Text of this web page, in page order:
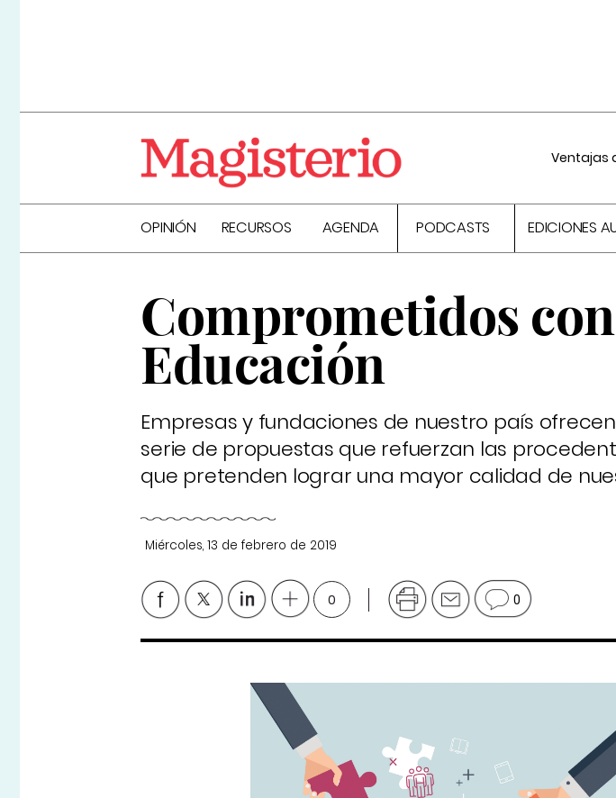
Ventajas
OPINIÓN RECURSOS AGENDA PODCASTS EDICIONES
Comprometidos
Educación
Empresas y fundaciones de nuestro país
serie de propuestas que refuerzan las
que pretenden lograr una mayor calidad de
Miércoles, 13 de febrero de 2019
0 0